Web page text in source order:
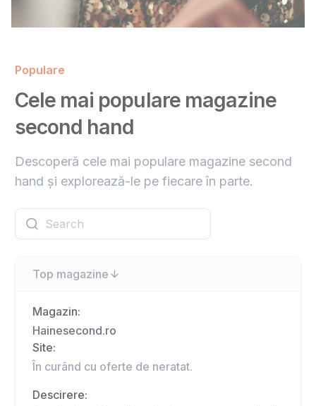
Populare
Cele mai populare magazine
second hand
Descoperă cele mai populare magazine second
hand și explorează-le pe fiecare în parte.
Top magazine
Magazin:
Hainesecond.ro
Site:
În curând cu oferte de neratat.
Descirere: